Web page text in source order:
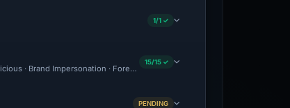
1/1 ✓
· Brand Impersonation · Forensic Evidence Collected · Technical
15/15 ✓
PENDING